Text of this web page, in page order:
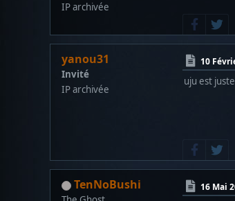
IP archivée
yanou31
Invité
IP archivée
10
uju est
TenNoBushi 16 Mai